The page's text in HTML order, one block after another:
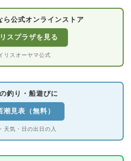
ら公式オンラインストア
スプラザを見る
リスオーヤマ公式
釣り・船遊びに
潮見表（無料）
天気・日の出日の入